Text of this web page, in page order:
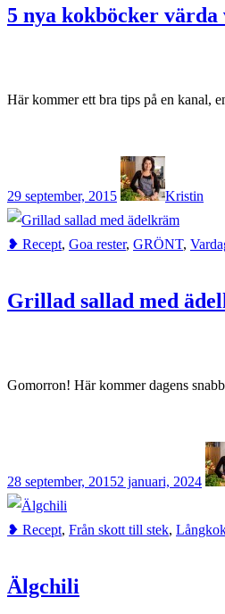
5 nya kokböcker värda
Här kommer ett bra tips på en
29 september, 2015 Kristin
❥ Recept, Goa rester, GRÖNT,
Grillad sallad med
Gomorron! Här kommer dagens
28 september, 20152 januari, 2024
❥ Recept, Från skott till stek,
Älgchili